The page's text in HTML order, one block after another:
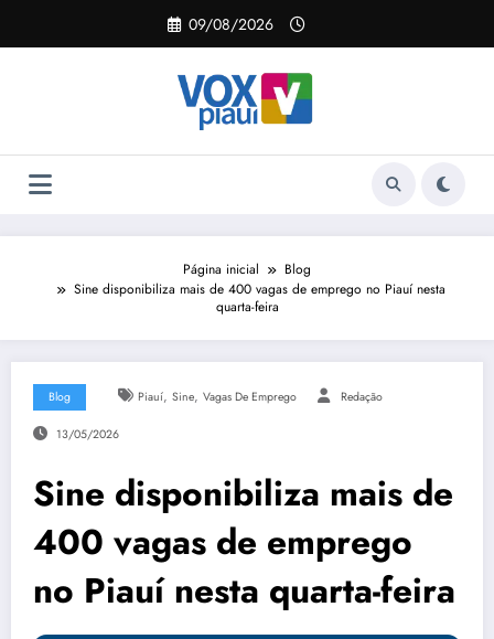
o
09/08/2026
Página inicial
Blog
Sine disponibiliza mais de 400 vagas de emprego no Piauí nesta
quarta-feira
Blog Piauí, Sine, Vagas De Emprego Redação
13/05/2026
Sine disponibiliza mais de
400 vagas de emprego
no Piauí nesta quarta-feira